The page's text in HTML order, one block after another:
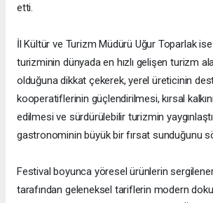
etti.
İl Kültür ve Turizm Müdürü Uğur Toparlak
turizminin dünyada en hızlı gelişen turizm
olduğuna dikkat çekerek, yerel üreticinin
kooperatiflerinin güçlendirilmesi, kırsal
edilmesi ve sürdürülebilir turizmin
gastronominin büyük bir fırsat sunduğunu
Festival boyunca yöresel ürünlerin
tarafından geleneksel tariflerin modern